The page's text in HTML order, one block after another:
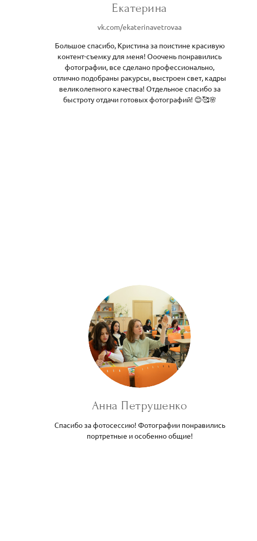
Екатерина
vk.com/ekaterinavetrovaa
Большое спасибо, Кристина за поистине красивую
контент-съемку для меня! Ооочень понравились
фотографии, все сделано профессионально,
отлично подобраны ракурсы, выстроен свет, кадры
великолепного качества! Отдельное спасибо за
быстроту отдачи готовых фотографий! 😊🥰🌸
Анна Петрушенко
Спасибо за фотосессию! Фотографии понравились
портретные и особенно общие!